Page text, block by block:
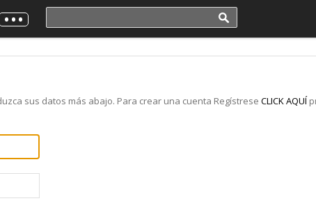
sus datos más abajo. Para crear una cuenta Regístrese CLICK AQUÍ